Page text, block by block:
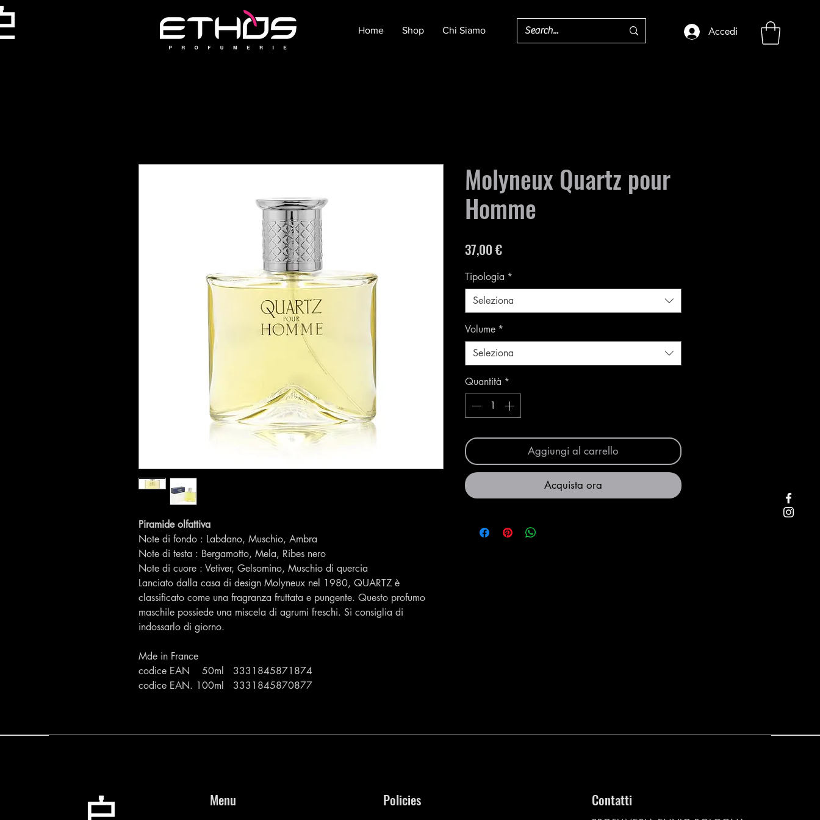
Home Shop Chi Siamo Accedi
Piramide olfattiva
Note di fondo : Labdano, Muschio, Ambra
Note di testa : Bergamotto, Mela, Ribes nero
Note di cuore : Vetiver, Gelsomino, Muschio di quercia
Lanciato dalla casa di design Molyneux nel 1980, QUARTZ è
classificato come una fragranza fruttata e pungente. Questo profumo
maschile possiede una miscela di agrumi freschi. Si consiglia di
indossarlo di giorno.
Mde in France
codice EAN 50ml 3331845871874
codice EAN. 100ml 3331845870877
Molyneux Quartz pour
Homme
37,00 €Prezzo
Tipologia *
Seleziona
Volume *
Seleziona
Quantità *
Aggiungi al carrello
Acquista ora
Menu Policies Contatti